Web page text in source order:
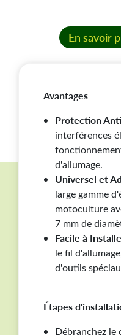
En savoir
Avantages
Protection
interférences
d'allumage.
Universel et
large gamme
motoculture
7 mm de
Facile à
le fil
d'outils
Étapes
Débranchez le